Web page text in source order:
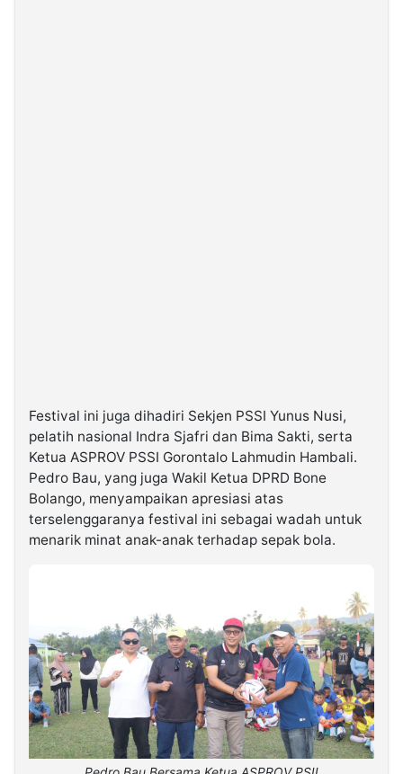
Festival ini juga dihadiri Sekjen PSSI Yunus Nusi,
pelatih nasional Indra Sjafri dan Bima Sakti, serta
Ketua ASPROV PSSI Gorontalo Lahmudin Hambali.
Pedro Bau, yang juga Wakil Ketua DPRD Bone
Bolango, menyampaikan apresiasi atas
terselenggaranya festival ini sebagai wadah untuk
menarik minat anak-anak terhadap sepak bola.